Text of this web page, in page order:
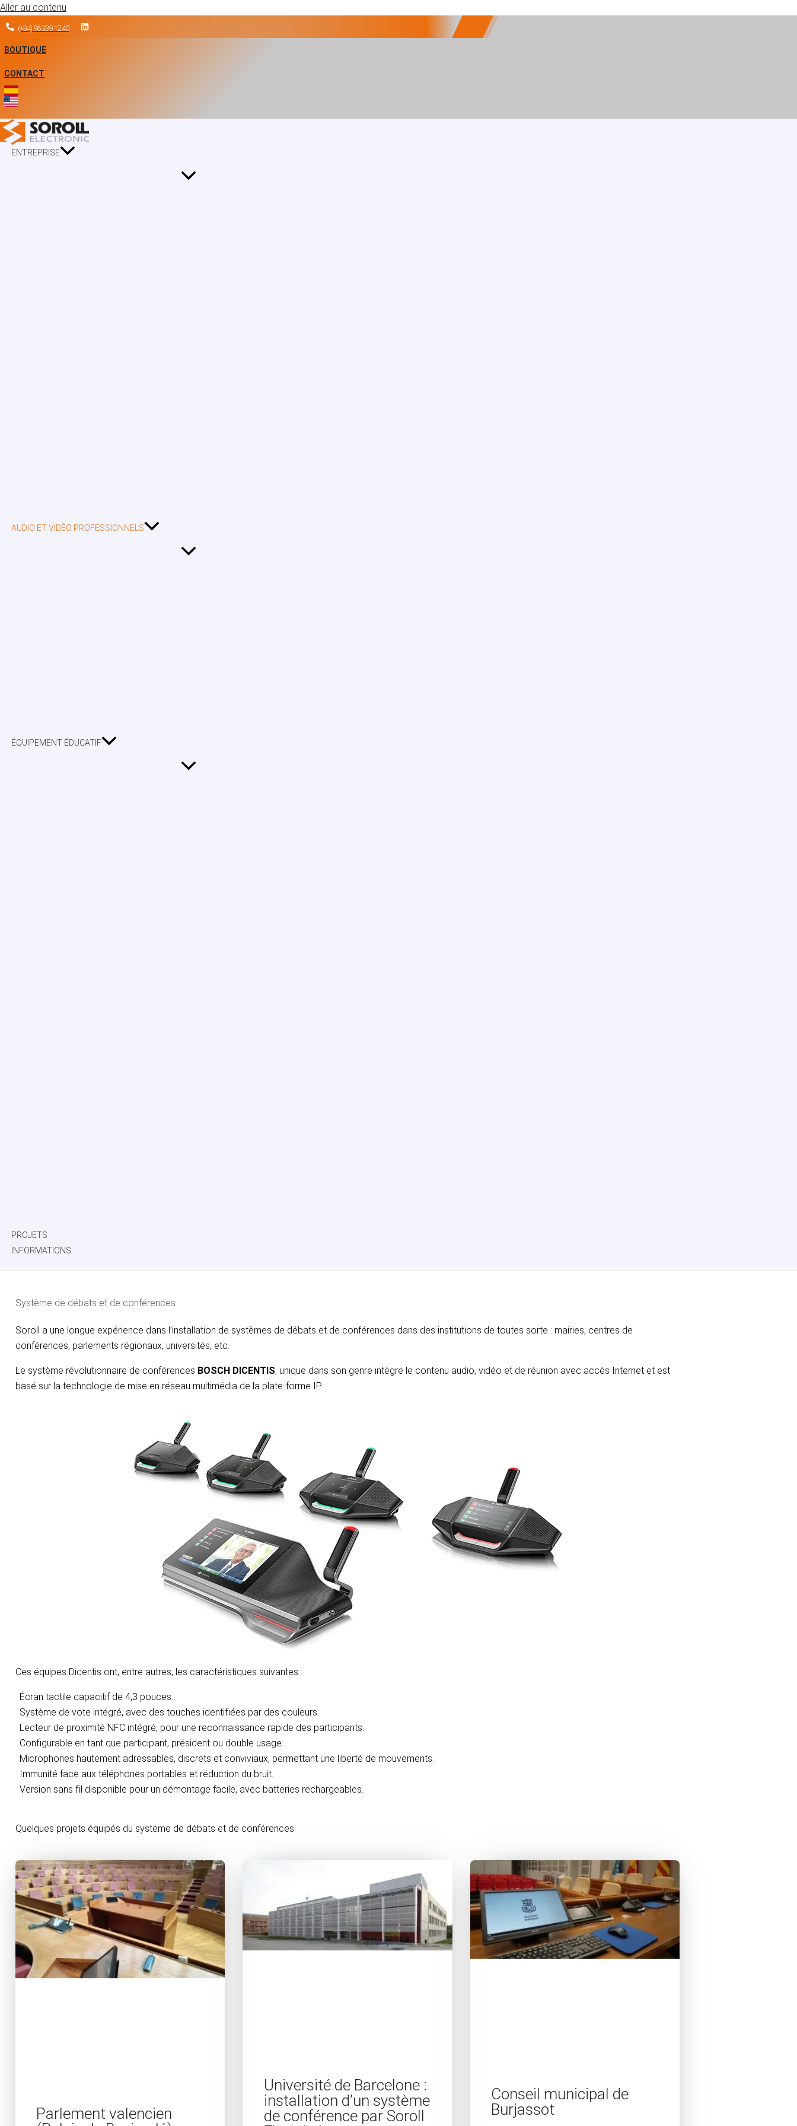
Aller au contenu
(+34) 96 339 12 40
BOUTIQUE
CONTACT
ENTREPRISE
AUDIO ET VIDÉO PROFESSIONNELS
ÉQUIPEMENT ÉDUCATIF
PROJETS
INFORMATIONS
Système de débats et de conférences
Soroll a une longue expérience dans l’installation de systèmes de débats et de conférences dans des institutions de toutes sorte : mairies, centres de
conférences, parlements régionaux, universités, etc.
Le système révolutionnaire de conférences BOSCH DICENTIS, unique dans son genre intègre le contenu audio, vidéo et de réunion avec accès Internet et est
basé sur la technologie de mise en réseau multimédia de la plate-forme IP.
Ces équipes Dicentis ont, entre autres, les caractéristiques suivantes :
Écran tactile capacitif de 4,3 pouces.
Système de vote intégré, avec des touches identifiées par des couleurs.
Lecteur de proximité NFC intégré, pour une reconnaissance rapide des participants.
Configurable en tant que participant, président ou double usage.
Microphones hautement adressables, discrets et conviviaux, permettant une liberté de mouvements.
Immunité face aux téléphones portables et réduction du bruit.
Version sans fil disponible pour un démontage facile, avec batteries rechargeables.
Quelques projets équipés du système de débats et de conférences
Parlement valencien
Université de Barcelone :
installation d’un système
de conférence par Soroll
Conseil municipal de
Burjassot
g
e
g
e